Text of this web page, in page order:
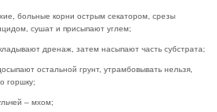
больные корни острым секатором, срезы
сушат и присыпают углем;
дренаж, затем насыпают часть субстрата;
остальной грунт, утрамбовывать нельзя,
горшку;
– мхом;